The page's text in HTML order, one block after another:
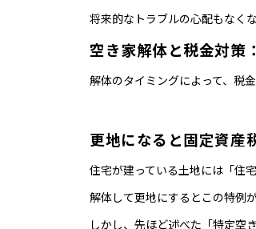
将来的なトラブルの心配もなく
空き家解体と税金対策
解体のタイミングによって、税
更地になると固定資産
住宅が建っている土地には「住
解体して更地にするとこの特例
しかし、先ほど述べた「特定空